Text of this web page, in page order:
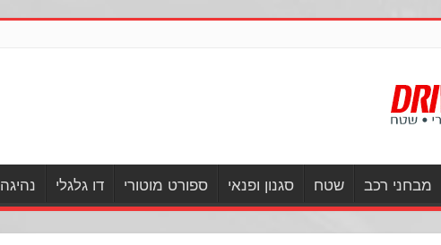
מבחני רכב שטח סגנון ופנאי ספורט מוטורי דו גלגלי נהיגה